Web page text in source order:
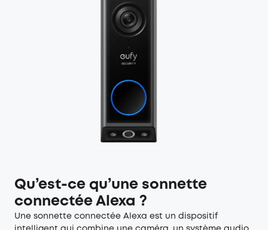
Qu’est-ce qu’une sonnette
connectée Alexa ?
Une sonnette connectée Alexa est un dispositif